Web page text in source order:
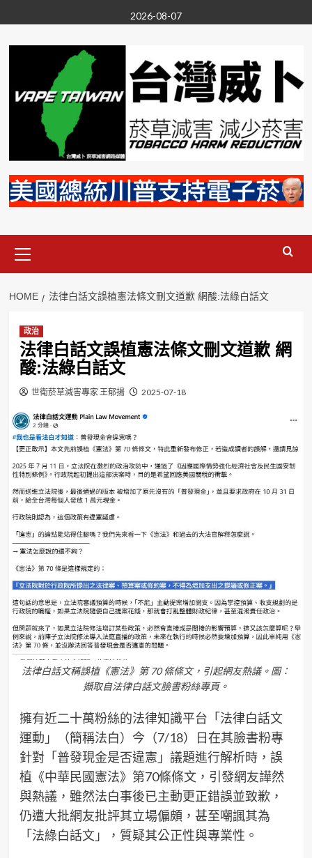
to
content
2026-08-07
Menu
HOME 法律白話文誤植憲法條文刪文道歉 網酸:法綠白話文
政治
法律白話文誤植憲法條文刪文道歉 網
酸:法綠白話文
世衛菸草減害專家 王郁揚 2025-07-18
法律白話文稱誤植《憲法》第 70 條條文，引起網友熱議。圖：
擷取自法律白話文臉書粉絲專頁。
擁有近二十萬粉絲的法律知識平台「法律白話文
運動」（簡稱法白）今（7/18）日在其臉書粉專
針對「普發現金是否違憲」議題進行解析時，誤
植《中華民國憲法》第70條條文，引發網友譁然
與熱議，雖然法白事後已主動更正錯誤並致歉，
仍遭大批網友批評其立場偏頗，甚至嘲諷其為
「法綠白話文」，質疑其公正性與專業性。